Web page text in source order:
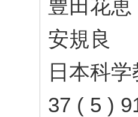
豊田花
安規良
日本科
37 ( 5 )